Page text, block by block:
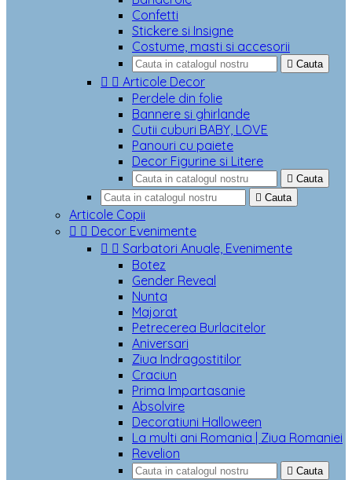
Confetti
Stickere si Insigne
Costume, masti si accesorii
 Cauta
  Articole Decor
Perdele din folie
Bannere si ghirlande
Cutii cuburi BABY, LOVE
Panouri cu paiete
Decor Figurine si Litere
 Cauta
 Cauta
Articole Copii
  Decor Evenimente
  Sarbatori Anuale, Evenimente
Botez
Gender Reveal
Nunta
Majorat
Petrecerea Burlacitelor
Aniversari
Ziua Indragostitilor
Craciun
Prima Impartasanie
Absolvire
Decoratiuni Halloween
La multi ani Romania | Ziua Romaniei
Revelion
 Cauta